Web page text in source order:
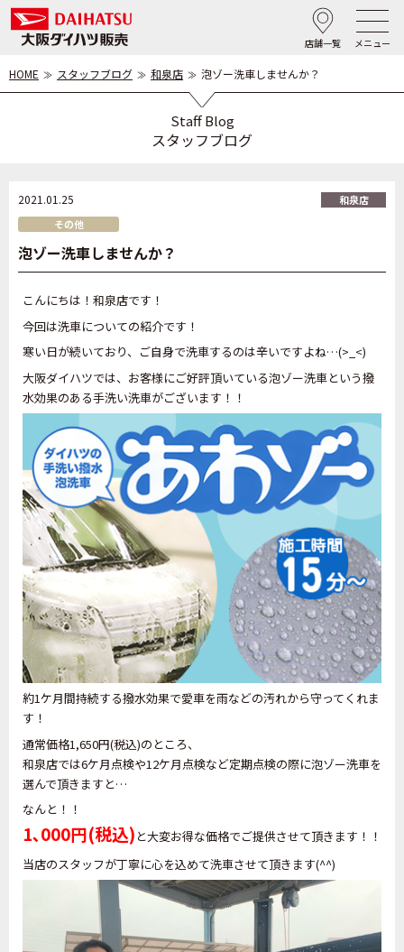
店舗一覧 メニュー
HOME スタッフブログ 和泉店 泡ゾー洗車しませんか？
Staff Blog
スタッフブログ
2021.01.25
和泉店
その他
泡ゾー洗車しませんか？
こんにちは！和泉店です！
今回は洗車についての紹介です！
寒い日が続いており、ご自身で洗車するのは辛いですよね…(>_<)
大阪ダイハツでは、お客様にご好評頂いている泡ゾー洗車という撥
水効果のある手洗い洗車がございます！！
約1ケ月間持続する撥水効果で愛車を雨などの汚れから守ってくれま
す！
通常価格1,650円(税込)のところ、
和泉店では6ケ月点検や12ケ月点検など定期点検の際に泡ゾー洗車を
選んで頂きますと…
なんと！！
1､000円(税込) と大変お得な価格でご提供させて頂きます！！
当店のスタッフが丁寧に心を込めて洗車させて頂きます(^^)